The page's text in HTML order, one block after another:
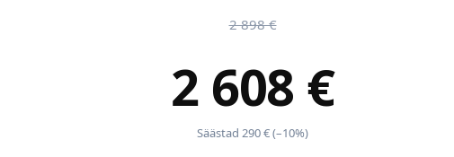
2 898 €
2 608 €
Säästad 290 € (–10%)